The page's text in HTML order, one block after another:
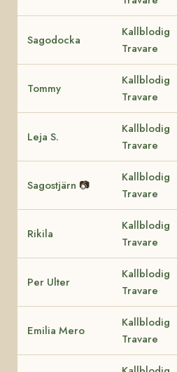
Sagodocka
Kallblodig
Travare
Tommy
Kallblodig
Travare
Leja S.
Kallblodig
Travare
Sagostjärn 📷
Kallblodig
Travare
Rikila
Kallblodig
Travare
Per Ulter
Kallblodig
Travare
Emilia Mero
Kallblodig
Travare